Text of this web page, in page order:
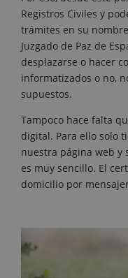
Registros Civiles y
trámites en su
Juzgado de Paz de
desplazarse o hacer
informatizados o no,
supuestos.
Tampoco hace falta
digital. Para ello solo
nuestra página web y
es muy sencillo. El
domicilio por